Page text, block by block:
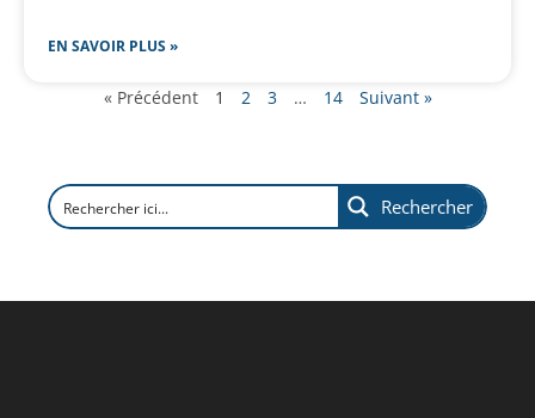
EN SAVOIR PLUS »
« Précédent 1 2 3 … 14 Suivant »
Rechercher